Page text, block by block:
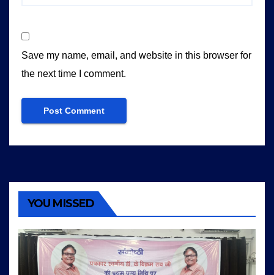
Save my name, email, and website in this browser for
the next time I comment.
YOU MISSED